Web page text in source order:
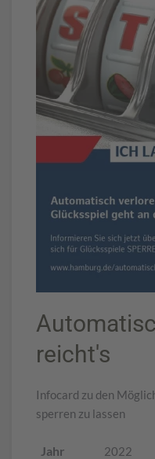
reicht's
Infocard zu den
sperren zu lassen
Jahr 2022